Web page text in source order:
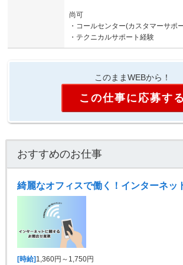
尚可
・コールセンター(カスタマーサポ
・テクニカルサポート経験
このままWEBから！
この仕事に応募する
おすすめのお仕事
[時給]1,360円～1,750円